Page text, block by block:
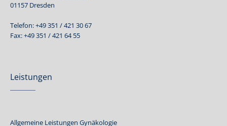
01157 Dresden
Telefon: +49 351 / 421 30 67
Fax: +49 351 / 421 64 55
Leistungen
Allgemeine Leistungen Gynäkologie